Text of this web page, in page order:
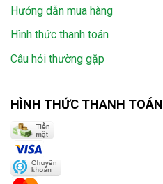
Hướng dẫn mua hàng
Hình thức thanh toán
Câu hỏi thường gặp
HÌNH THỨC THANH TOÁN